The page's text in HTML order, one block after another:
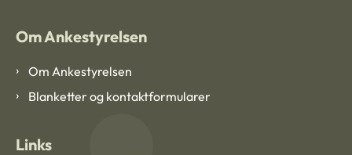
Om Ankestyrelsen
Om Ankestyrelsen
Blanketter og kontaktformularer
Links